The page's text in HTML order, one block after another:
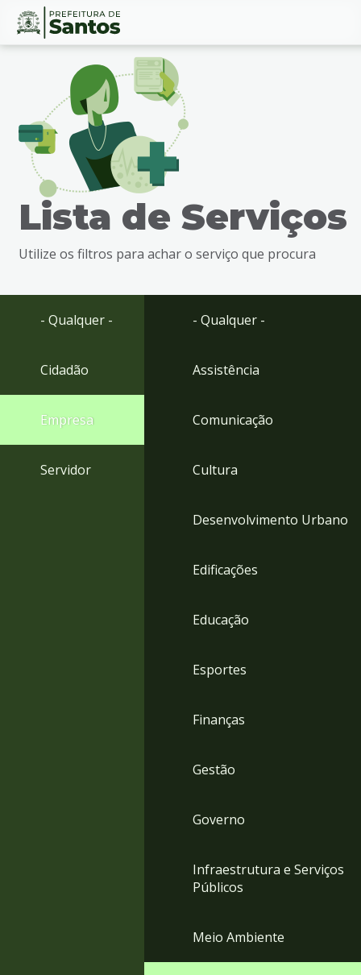
Ir
busca
Ir
Conteúdo
Lista de Serviços
Utilize os filtros para achar o serviço que procura
- Qualquer -
Cidadão
Empresa
Servidor
- Qualquer -
Assistência
Comunicação
Cultura
Desenvolvimento Urbano
Edificações
Educação
Esportes
Finanças
Gestão
Governo
Infraestrutura e Serviços
Públicos
Meio Ambiente